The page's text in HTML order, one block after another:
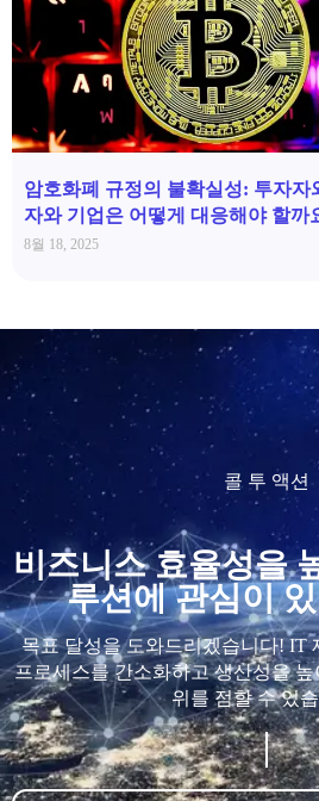
암호화폐 규정의 불확실성: 투자자
자와 기업은 어떻게 대응해야 할까
8월 18, 2025
콜 투 액션
비즈니스 효율성을
루션에 관심이
목표 달성을 도와드리겠습니다! IT
프로세스를 간소화하고 생산성을
위를 점할 수 있